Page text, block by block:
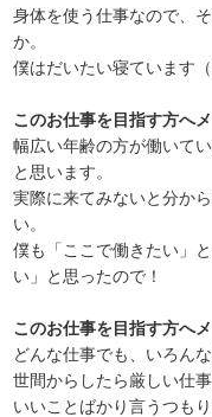
身体を使う仕事なので、
か。
僕はだいたい寝ています（
このお仕事を目指す方へ
幅広い年齢の方が働いて
と思います。
実際に来てみないと分か
い。
僕も「ここで働きたい」
い」と思ったので！
このお仕事を目指す方へ
どんな仕事でも、いろん
世間からしたら厳しい仕
いいことばかり言うつも